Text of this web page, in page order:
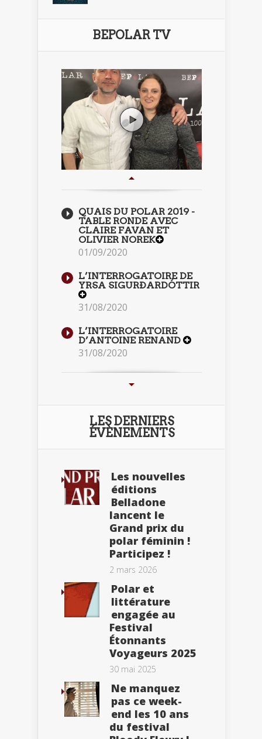
BEPOLAR TV
QUAIS DU POLAR 2019 -
TABLE RONDE AVEC
CLAIRE FAVAN ET
OLIVIER NOREK
01/09/2020
L’INTERROGATOIRE DE
YRSA SIGURÐARDÓTTIR
31/08/2020
L’INTERROGATOIRE
D’ANTOINE RENAND
31/08/2020
LES DERNIERS
ÉVÈNEMENTS
Les nouvelles
éditions
Belladone
lancent le
Grand prix du
polar féminin !
Participez !
2 mars 2026
Polar et
littérature
engagée au
Festival
Étonnants
Voyageurs 2025
30 mai 2025
Ne manquez
pas ce week-
end les 10 ans
du festival